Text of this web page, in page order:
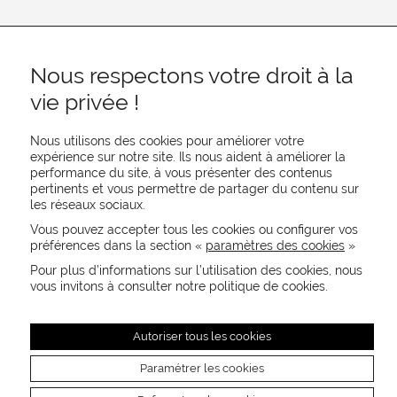
REJOIGNEZ-NOUS
CONTACTEZ-NOUS
NEWSLETTER
Recevez les actualités MOORE en exclusivité
Nous respectons votre droit à la
vie privée !
Nous utilisons des cookies pour améliorer votre
expérience sur notre site. Ils nous aident à améliorer la
performance du site, à vous présenter des contenus
pertinents et vous permettre de partager du contenu sur
les réseaux sociaux.
Vous pouvez accepter tous les cookies ou configurer vos
préférences dans la section « paramètres des cookies »
Pour plus d’informations sur l’utilisation des cookies, nous
vous invitons à consulter notre politique de cookies.
Autoriser tous les cookies
Paramétrer les cookies